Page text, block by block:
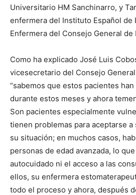
Universitario HM Sanchinarro, y
enfermera del Instituto Español de
Enfermera del Consejo General de
Como ha explicado José Luis
vicesecretario del Consejo
“sabemos que estos pacientes
durante estos meses y ahora
Son pacientes especialmente
tienen problemas para aceptarse
su situación; en muchos casos,
personas de edad avanzada, lo
autocuidado ni el acceso a las
ellos, su enfermera
todo el proceso y ahora, después